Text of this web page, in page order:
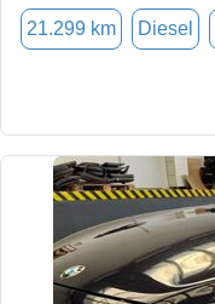
21.299 km Diesel